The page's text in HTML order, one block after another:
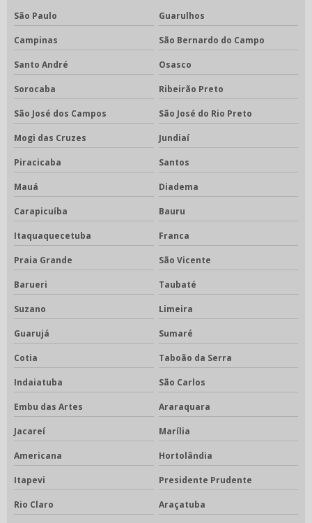
São Paulo Guarulhos
Campinas São Bernardo do Campo
Santo André Osasco
Sorocaba Ribeirão Preto
São José dos Campos São José do Rio Preto
Mogi das Cruzes Jundiaí
Piracicaba Santos
Mauá Diadema
Carapicuíba Bauru
Itaquaquecetuba Franca
Praia Grande São Vicente
Barueri Taubaté
Suzano Limeira
Guarujá Sumaré
Cotia Taboão da Serra
Indaiatuba São Carlos
Embu das Artes Araraquara
Jacareí Marília
Americana Hortolândia
Itapevi Presidente Prudente
Rio Claro Araçatuba